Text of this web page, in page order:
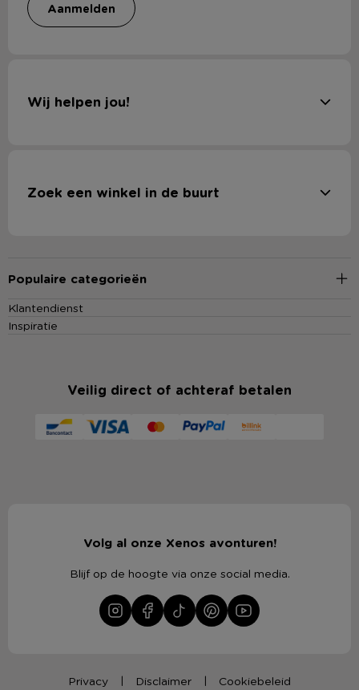
aanmelden
Wij helpen jou!
Zoek een winkel in de buurt
Populaire categorieën
Klantendienst
Inspiratie
Veilig direct of achteraf betalen
Volg al onze Xenos avonturen!
Blijf op de hoogte via onze social media.
Privacy Disclaimer Cookiebeleid